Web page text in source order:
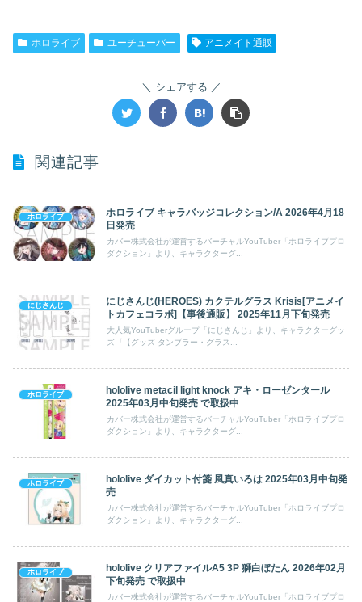
ホロライブ ユーチューバー アニメイト通販
シェアする
関連記事
ホロライブ
ホロライブ キャラバッジコレクション/A 2026年4月18
日発売
カバー株式会社が運営するバーチャルYouTuber「ホロライブプロ
ダクション」より、キャラクターグ...
にじさんじ
にじさんじ(HEROES) カクテルグラス Krisis[アニメイ
トカフェコラボ]【事後通販】 2025年11月下旬発売
大人気YouTuberグループ「にじさんじ」より、キャラクターグッ
ズ『【グッズ-タンブラー・グラス...
ホロライブ
hololive metacil light knock アキ・ローゼンタール
2025年03月中旬発売 で取扱中
カバー株式会社が運営するバーチャルYouTuber「ホロライブプロ
ダクション」より、キャラクターグ...
ホロライブ
hololive ダイカット付箋 風真いろは 2025年03月中旬発
売
カバー株式会社が運営するバーチャルYouTuber「ホロライブプロ
ダクション」より、キャラクターグ...
ホロライブ
hololive クリアファイルA5 3P 獅白ぼたん 2026年02月
下旬発売 で取扱中
カバー株式会社が運営するバーチャルYouTuber「ホロライブプロ